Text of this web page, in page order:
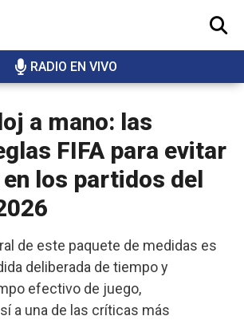
RADIO EN VIVO
BUSCAR
a mano: las
FIFA para evitar
los partidos del
de este paquete de medidas es
deliberada de tiempo y
efectivo de juego,
a una de las críticas más